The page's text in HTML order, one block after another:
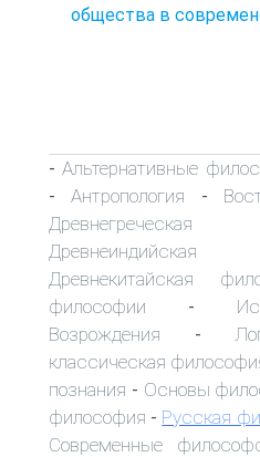
общества в
-Альтернативные
-Антропология -
Древнегреческая
Древнеиндийская
Древнекитайская
философии -
Возрождения -
классическая
познания - Основы
философия - Русская
Современные